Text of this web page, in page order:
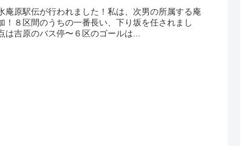
庵原駅伝が行われました！私は、次男の所属する庵
８区間のうちの一番長い、下り坂を任されまし
吉原のバス停〜６区のゴールは...